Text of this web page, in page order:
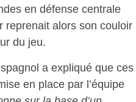
en défense centrale
reprenait alors son couloir
du jeu.
a expliqué que ces
en place par l’équipe